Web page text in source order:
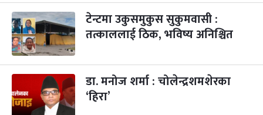
५
बिहि
पापा‌ङ्कुशा एकादशी व्रत
कार्तिक ५, २०८३
२ महिना बाँकी
आइत
कुकुर तिहार
कार्तिक २२, २०८३-Nov 8, 2026
३ महिना बाँकी
टेन्टमा उकुसमुकुस सुकुमवासी :
तत्काललाई ठिक, भविष्य अनिश्चित
डा. मनोज शर्मा : चोलेन्द्रशमशेरका
‘हिरा’